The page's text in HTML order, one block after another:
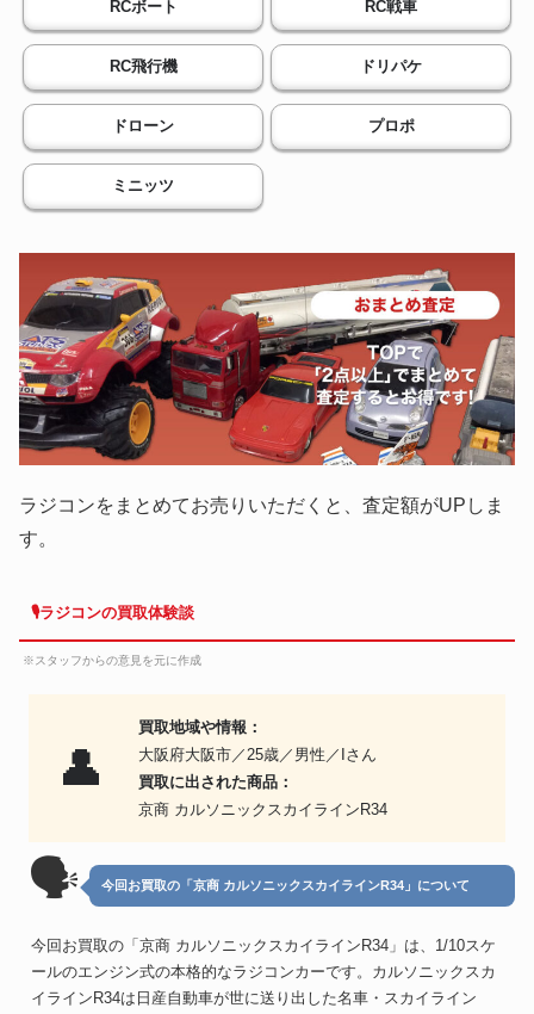
RCボート RC戦車
RC飛行機 ドリパケ
ドローン プロポ
ミニッツ
ラジコンをまとめてお売りいただくと、査定額がUPしま
す。
🎙ラジコンの買取体験談
※スタッフからの意見を元に作成
👤
買取地域や情報：
大阪府大阪市／25歳／男性／Iさん
買取に出された商品：
京商 カルソニックスカイラインR34
🗣 今回お買取の「京商 カルソニックスカイラインR34」について
今回お買取の「京商 カルソニックスカイラインR34」は、1/10スケ
ールのエンジン式の本格的なラジコンカーです。カルソニックスカ
イラインR34は日産自動車が世に送り出した名車・スカイライン